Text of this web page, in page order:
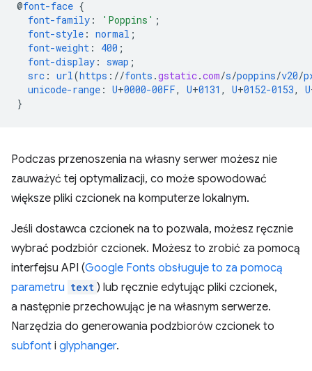
@font-face {
font-family : 'Poppins' ;
font-style : normal ;
font-weight : 400 ;
font-display : swap ;
src : url (https ://fonts .gstatic.com/s/poppins/v20/
unicode-range : U+0000-00FF, U+0131 , U+0152-0153, U
}
Podczas przenoszenia na własny serwer możesz nie
zauważyć tej optymalizacji, co może spowodować
większe pliki czcionek na komputerze lokalnym.
Jeśli dostawca czcionek na to pozwala, możesz ręcznie
wybrać podzbiór czcionek. Możesz to zrobić za pomocą
interfejsu API (Google Fonts obsługuje to za pomocą
parametru text ) lub ręcznie edytując pliki czcionek,
a następnie przechowując je na własnym serwerze.
Narzędzia do generowania podzbiorów czcionek to
subfont i glyphanger.